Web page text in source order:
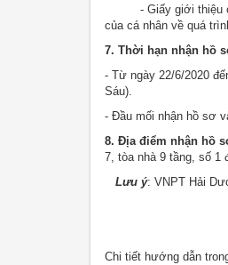
- Giấy giới thiệu của
của cá nhân về quá
7. Thời hạn nhận hồ
- Từ ngày 22/6/2020
Sáu).
- Đầu mối nhận hồ sơ
8. Địa điểm nhận hồ
7, tòa nhà 9 tầng, số 1
Lưu ý: VNPT Hải
Chi tiết hướng dẫn